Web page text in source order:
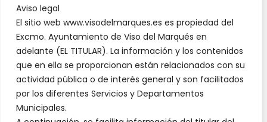
Aviso legal
El sitio web www.visodelmarques.es es propiedad del
Excmo. Ayuntamiento de Viso del Marqués en
adelante (EL TITULAR). La información y los contenidos
que en ella se proporcionan están relacionados con su
actividad pública o de interés general y son facilitados
por los diferentes Servicios y Departamentos
Municipales.